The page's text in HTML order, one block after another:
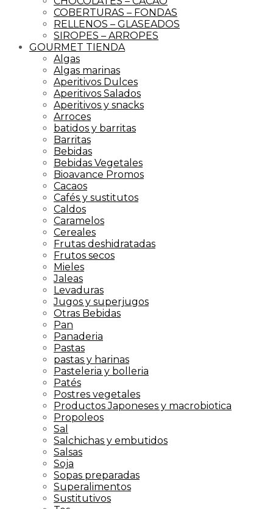
COBERTURAS – FONDAS
RELLENOS – GLASEADOS
SIROPES – ARROPES
GOURMET TIENDA
Algas
Algas marinas
Aperitivos Dulces
Aperitivos Salados
Aperitivos y snacks
Arroces
batidos y barritas
Barritas
Bebidas
Bebidas Vegetales
Bioavance Promos
Cacaos
Cafés y sustitutos
Caldos
Caramelos
Cereales
Frutas deshidratadas
Frutos secos
Mieles
Jaleas
Levaduras
Jugos y superjugos
Otras Bebidas
Pan
Panaderia
Pastas
pastas y harinas
Pasteleria y bolleria
Patés
Postres vegetales
Productos Japoneses y macrobiotica
Propoleos
Sal
Salchichas y embutidos
Salsas
Soja
Sopas preparadas
Superalimentos
Sustitutivos